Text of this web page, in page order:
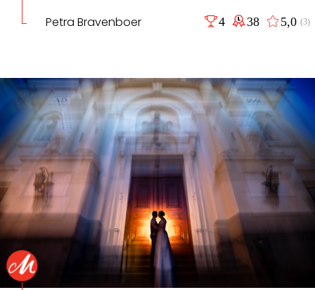
Petra Bravenboer 4 38 5,0(3)